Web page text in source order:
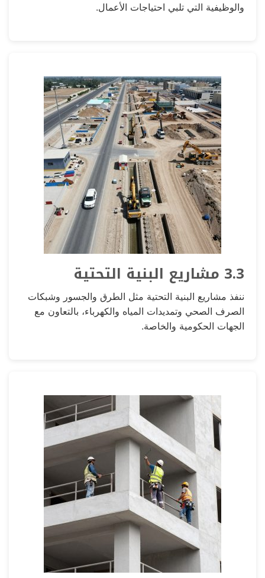
والوظيفية التي تلبي احتياجات الأعمال.
3.3 مشاريع البنية التحتية
ننفذ مشاريع البنية التحتية مثل الطرق والجسور وشبكات
الصرف الصحي وتمديدات المياه والكهرباء، بالتعاون مع
الجهات الحكومية والخاصة.